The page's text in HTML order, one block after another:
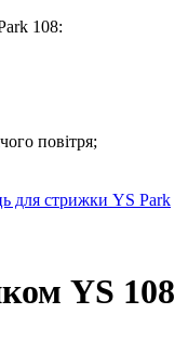
108:
повітря;
для стрижки YS Park
YS 108